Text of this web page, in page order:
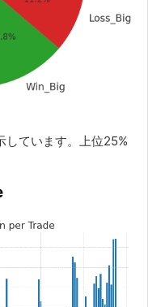
しています。上位25%